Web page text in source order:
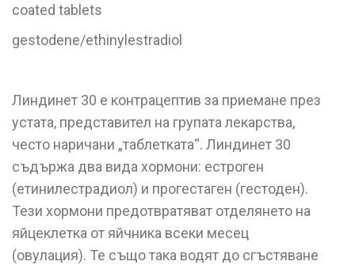
coated tablets
gestodene/ethinylestradiol
Линдинет 30 е контрацептив за приемане през
устата, представител на групата лекарства,
често наричани „таблетката“. Линдинет 30
съдържа два вида хормони: естроген
(етинилестрадиол) и прогестаген (гестоден).
Тези хормони предотвратяват отделянето на
яйцеклетка от яйчника всеки месец
(овулация). Те също така водят до сгъстяване